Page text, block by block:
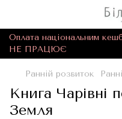
Оплата національним
НЕ ПРАЦЮЄ
Ранній розвиток
Книга Чарівні
Земля